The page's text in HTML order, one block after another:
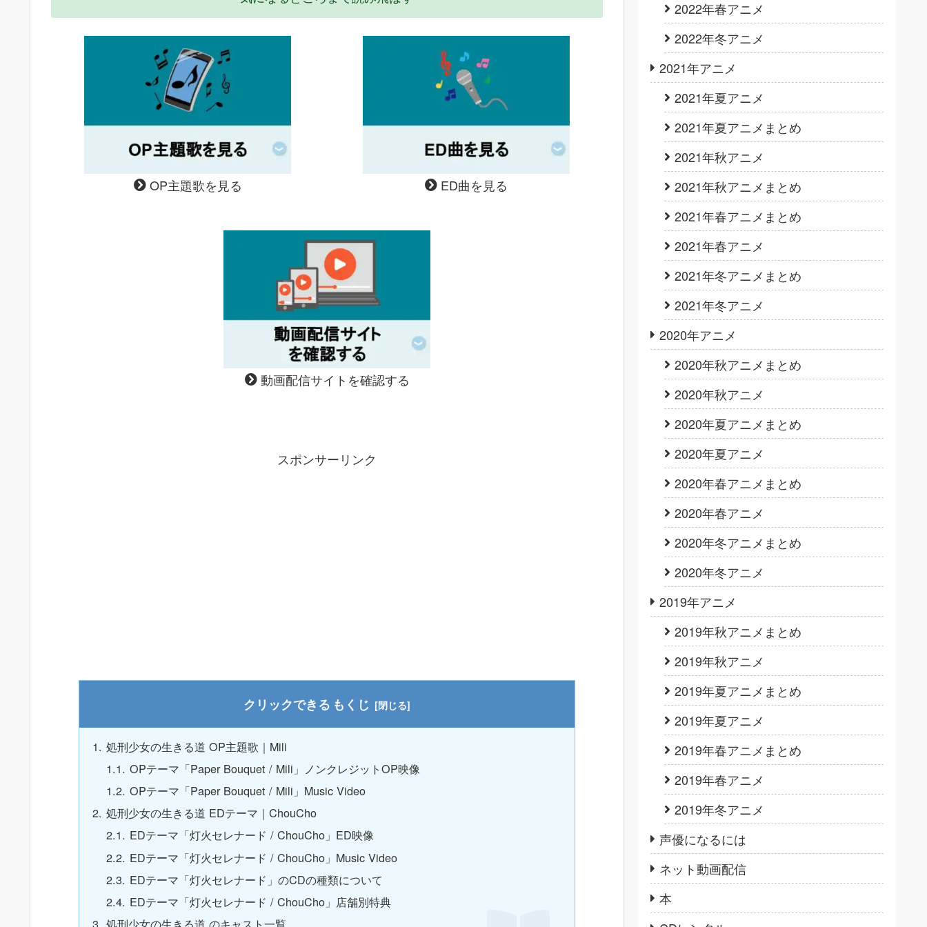
OP主題歌を見る ED曲を見る
動画配信サイトを確認する
スポンサーリンク
もくじ
処刑少女の生きる道 OP主題歌｜Mili
OPテーマ「Paper Bouquet / Mili」ノンクレジットOP映像
OPテーマ「Paper Bouquet / Mili」Music Video
処刑少女の生きる道 EDテーマ｜ChouCho
EDテーマ「灯火セレナード / ChouCho」ED映像
EDテーマ「灯火セレナード / ChouCho」Music Video
EDテーマ「灯火セレナード」のCDの種類について
EDテーマ「灯火セレナード / ChouCho」店舗別特典
2022年春アニメ
2022年冬アニメ
2021年アニメ
2021年夏アニメ
2021年夏アニメまとめ
2021年秋アニメ
2021年秋アニメまとめ
2021年春アニメまとめ
2021年春アニメ
2021年冬アニメまとめ
2021年冬アニメ
2020年アニメ
2020年秋アニメまとめ
2020年秋アニメ
2020年夏アニメまとめ
2020年夏アニメ
2020年春アニメまとめ
2020年春アニメ
2020年冬アニメまとめ
2020年冬アニメ
2019年アニメ
2019年秋アニメまとめ
2019年秋アニメ
2019年夏アニメまとめ
2019年夏アニメ
2019年春アニメまとめ
2019年春アニメ
2019年冬アニメ
声優になるには
ネット動画配信
本